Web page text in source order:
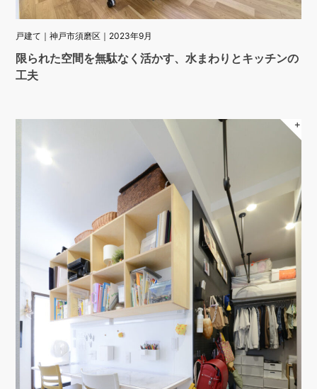
戸建て｜神戸市須磨区｜2023年9月
限られた空間を無駄なく活かす、水まわりとキッチンの
工夫
＋